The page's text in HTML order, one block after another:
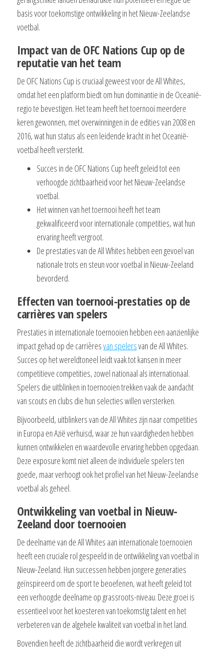
basis voor toekomstige ontwikkeling in het Nieuw-Zeelandse
voetbal.
Impact van de OFC Nations Cup op de
reputatie van het team
De OFC Nations Cup is cruciaal geweest voor de All Whites,
omdat het een platform biedt om hun dominantie in de Oceanië-
regio te bevestigen. Het team heeft het toernooi meerdere
keren gewonnen, met overwinningen in de edities van 2008 en
2016, wat hun status als een leidende kracht in het Oceanië-
voetbal heeft versterkt.
Succes in de OFC Nations Cup heeft geleid tot een
verhoogde zichtbaarheid voor het Nieuw-Zeelandse
voetbal.
Het winnen van het toernooi heeft het team
gekwalificeerd voor internationale competities, wat hun
ervaring heeft vergroot.
De prestaties van de All Whites hebben een gevoel van
nationale trots en steun voor voetbal in Nieuw-Zeeland
bevorderd.
Effecten van toernooi-prestaties op de
carrières van spelers
Prestaties in internationale toernooien hebben een aanzienlijke
impact gehad op de carrièresvan spelersvan de All Whites.
Succes op het wereldtoneel leidt vaak tot kansen in meer
competitieve competities, zowel nationaal als internationaal.
Spelers die uitblinken in toernooien trekken vaak de aandacht
van scouts en clubs die hun selecties willen versterken.
Bijvoorbeeld, uitblinkers van de All Whites zijn naar competities
in Europa en Azië verhuisd, waar ze hun vaardigheden hebben
kunnen ontwikkelen en waardevolle ervaring hebben opgedaan.
Deze exposure komt niet alleen de individuele spelers ten
goede, maar verhoogt ook het profiel van het Nieuw-Zeelandse
voetbal als geheel.
Ontwikkeling van voetbal in Nieuw-
Zeeland door toernooien
De deelname van de All Whites aan internationale toernooien
heeft een cruciale rol gespeeld in de ontwikkeling van voetbal in
Nieuw-Zeeland. Hun successen hebben jongere generaties
geïnspireerd om de sport te beoefenen, wat heeft geleid tot
een verhoogde deelname op grassroots-niveau. Deze groei is
essentieel voor het koesteren van toekomstig talent en het
verbeteren van de algehele kwaliteit van voetbal in het land.
Bovendien heeft de zichtbaarheid die wordt verkregen uit